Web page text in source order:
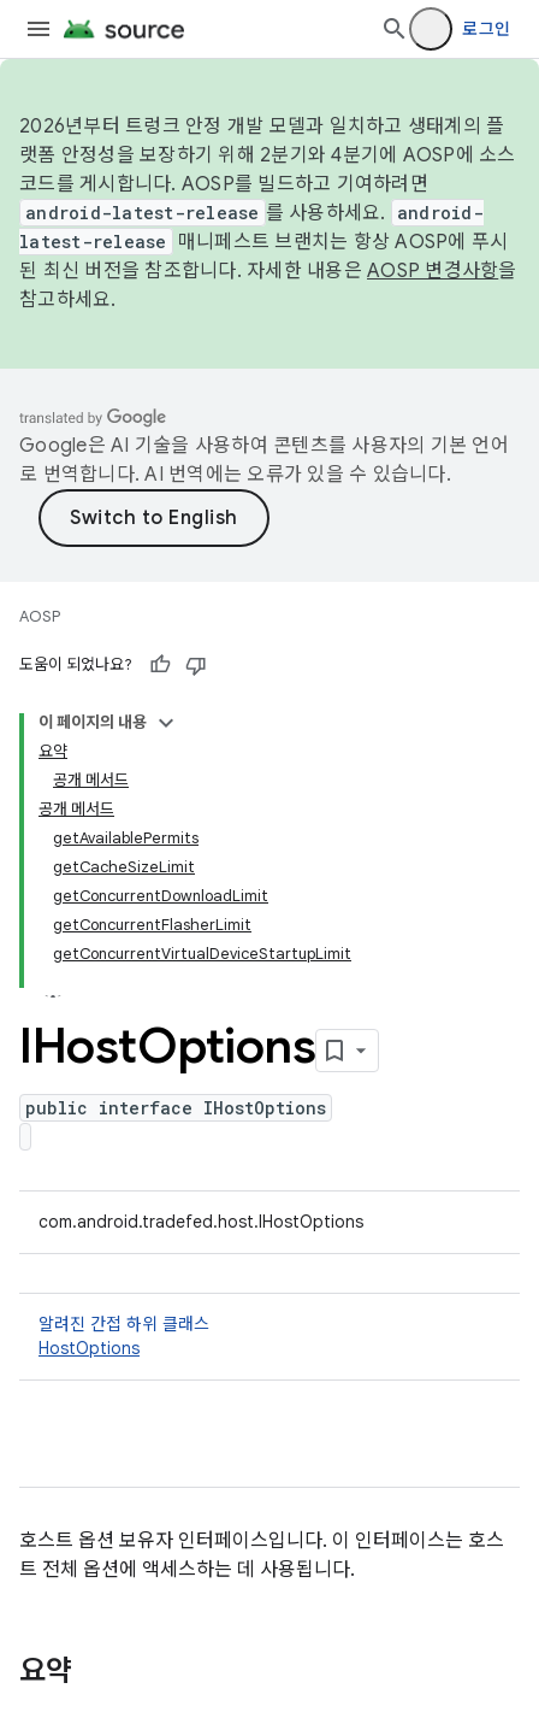
로그인
2026년부터 트렁크 안정 개발 모델과 일치하고 생태계의 플
랫폼 안정성을 보장하기 위해 2분기와 4분기에 AOSP에 소스
코드를 게시합니다. AOSP를 빌드하고 기여하려면
android-latest-release 를 사용하세요.
android-
latest-release
매니페스트 브랜치는 항상 AOSP에 푸시
된 최신 버전을 참조합니다. 자세한 내용은 AOSP 변경사항을
참고하세요.
Google은 AI 기술을 사용하여 콘텐츠를 사용자의 기본 언어
로 번역합니다. AI 번역에는 오류가 있을 수 있습니다.
AOSP
도움이 되었나요?
이 페이지의 내용
요약
공개 메서드
공개 메서드
getAvailablePermits
getCacheSizeLimit
getConcurrentDownloadLimit
getConcurrentFlasherLimit
getConcurrentVirtualDeviceStartupLimit
IHostOptions
public interface IHostOptions
com.android.tradefed.host.IHostOptions
알려진 간접 하위 클래스
HostOptions
호스트 옵션 보유자 인터페이스입니다. 이 인터페이스는 호스
트 전체 옵션에 액세스하는 데 사용됩니다.
요약